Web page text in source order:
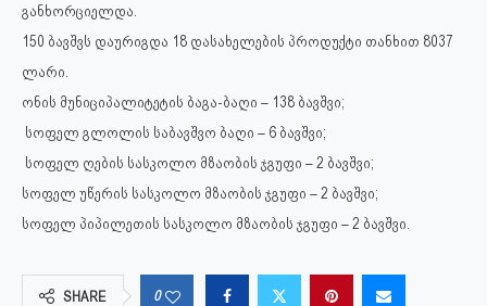
განხორციელდა.
150 ბავშვს დაურიგდა 18 დასახელების პროდუქტი თანხით 8037
ლარი.
ონის მუნიციპალიტეტის ბაგა-ბაღი – 138 ბავშვი;
სოფელ გლოლის საბავშვო ბაღი – 6 ბავშვი;
სოფელ ღების სასკოლო მზაობის ჯგუფი – 2 ბავშვი;
სოფელ უწერის სასკოლო მზაობის ჯგუფი – 2 ბავშვი;
სოფელ პიპილეთის სასკოლო მზაობის ჯგუფი – 2 ბავშვი.
SHARE 0